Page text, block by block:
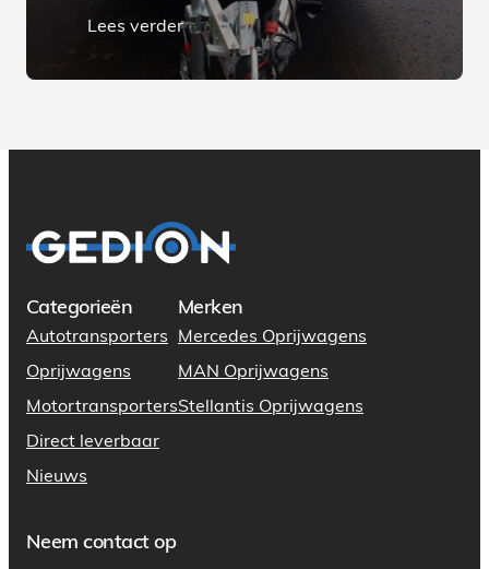
Lees verder
Categorieën
Autotransporters
Oprijwagens
Motortransporters
Direct leverbaar
Nieuws
Merken
Mercedes Oprijwagens
MAN Oprijwagens
Stellantis Oprijwagens
Neem contact op